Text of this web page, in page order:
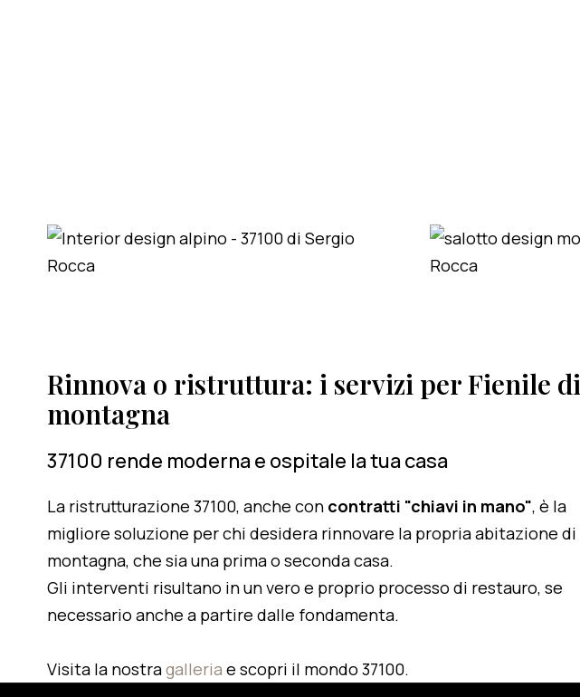
Rinnova o ristruttura: i servizi per Fienile di
montagna
37100 rende moderna e ospitale la tua casa
La ristrutturazione 37100, anche con contratti "chiavi in mano", è la
migliore soluzione per chi desidera rinnovare la propria abitazione di
montagna, che sia una prima o seconda casa.
Gli interventi risultano in un vero e proprio processo di restauro, se
necessario anche a partire dalle fondamenta.
Visita la nostragalleria e scopri il mondo 37100.